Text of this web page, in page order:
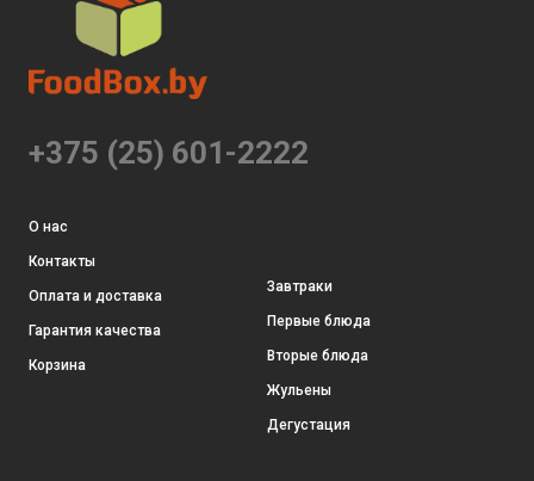
+375 (25) 601-2222
О нас
Контакты
Оплата и доставка
Гарантия качества
Корзина
Завтраки
Первые блюда
Вторые блюда
Жульены
Дегустация